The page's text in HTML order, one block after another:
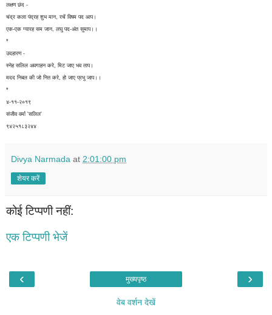
लक्षण छंद -
चंद्र कला पंद्रह शुभ मान, रचें विषम पद आप।
एक-एक ग्यारह सम जान, लघु पद-अंत सुमाप।।
*
उदहारण -
स्नेह सलिल अवगाहन करे, मिट जाए भव ताप।
मदद निबल की जो नित करे, हो जाए प्रभु जाप।।
*
४-११-२०१९
संजीव वर्मा 'सलिल'
९४२५१८३२४४
Divya Narmada at 2:01:00 pm
शेयर करें
कोई टिप्पणी नहीं:
एक टिप्पणी भेजें
‹ ›
मुख्यपृष्ठ
वेब वर्शन देखें